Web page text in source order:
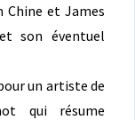
Chine et James
son éventuel
un artiste de
qui résume